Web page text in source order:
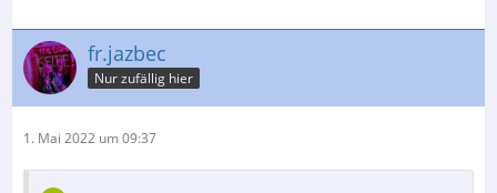
fr.jazbec
Nur zufällig hier
1. Mai 2022 um 09:37